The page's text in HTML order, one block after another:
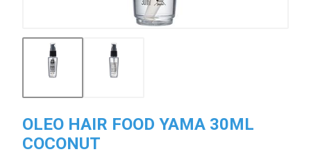
OLEO HAIR FOOD YAMA 30ML
COCONUT